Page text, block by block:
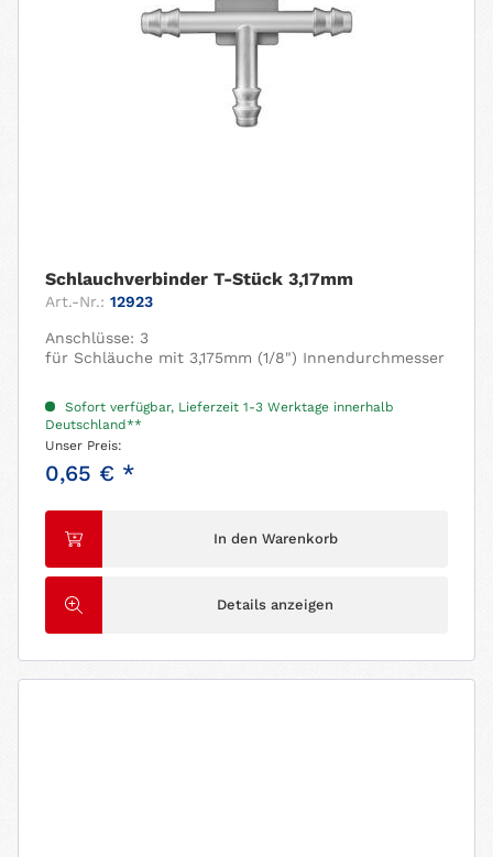
Schlauchverbinder T-Stück 3,17mm
Art.-Nr.: 12923
Anschlüsse: 3
für Schläuche mit 3,175mm (1/8") Innendurchmesser
Sofort verfügbar, Lieferzeit 1-3 Werktage innerhalb
Deutschland**
Unser Preis:
0,65 € *
In den Warenkorb
Details anzeigen